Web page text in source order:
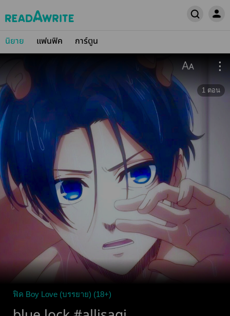
นิยาย แฟนฟิค การ์ตูน
1 ตอน
ฟิค Boy Love (บรรยาย) (18+)